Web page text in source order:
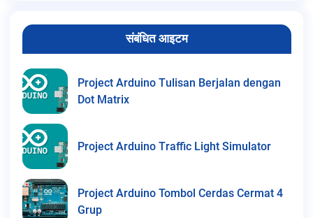
संबंधित आइटम
Project Arduino Tulisan Berjalan dengan
Dot Matrix
Project Arduino Traffic Light Simulator
Project Arduino Tombol Cerdas Cermat 4
Grup